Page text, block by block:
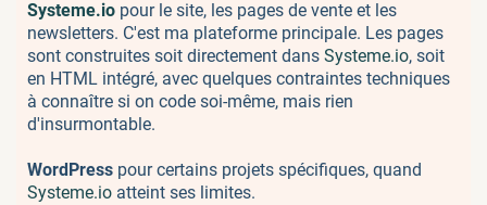
Systeme.io pour le site, les pages de vente et les
newsletters. C'est ma plateforme principale. Les pages
sont construites soit directement dans Systeme.io, soit
en HTML intégré, avec quelques contraintes techniques
à connaître si on code soi-même, mais rien
d'insurmontable.
WordPress pour certains projets spécifiques, quand
Systeme.io atteint ses limites.